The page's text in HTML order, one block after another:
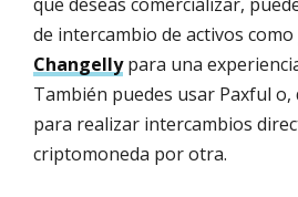
de intercambio de activos como
Changellypara una
También puedes usar Paxful o,
para realizar intercambios
criptomoneda por otra.